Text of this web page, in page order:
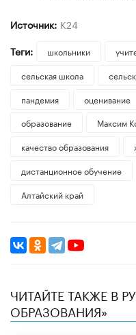
Источник: К24
Теги:
школьники
сельская школа
пандемия
оценивание
образование
Максим
качество образования
дистанционное обучение
Алтайский край
ЧИТАЙТЕ ТАКЖЕ В
ОБРАЗОВАНИЯ»